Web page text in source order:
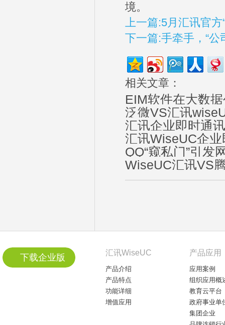
境。
上一篇:5月汇讯官
下一篇:手牵手，“公
相关文章：
EIM软件在大数
泛微VS汇讯
汇讯企业即时通
汇讯WiseUC企
QQ“窥私门”引发
WiseUC汇讯VS
下载企业版 汇讯WiseUC
产品介绍
产品特点
功能详细
增值应用
产品应用
应用案例
组织应用概
教育云平台
政府事业单
集团企业